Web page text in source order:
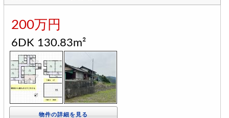
200万円
6DK 130.83m²
物件の詳細を見る